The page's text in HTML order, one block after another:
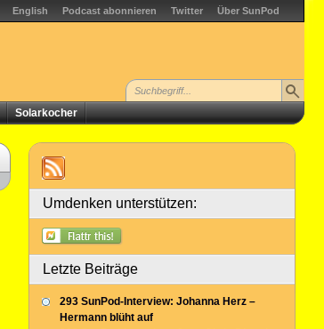
English Podcast abonnieren Twitter Über SunPod
Solarkocher
Umdenken unterstützen:
Letzte Beiträge
293 SunPod-Interview: Johanna Herz –
Hermann blüht auf